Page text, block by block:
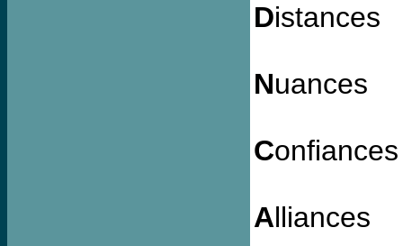
Distances
Nuances
Confiances
Alliances